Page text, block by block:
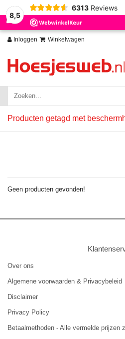
8,5
6313 Reviews
Inloggen Winkelwagen
Producten getagd met
Geen producten gevonden!
Over ons
Algemene voorwaarden & Privacybeleid
Disclaimer
Privacy Policy
Betaalmethoden - Alle vermelde prijzen
Wij slaan cookies op om onze website te
Nee